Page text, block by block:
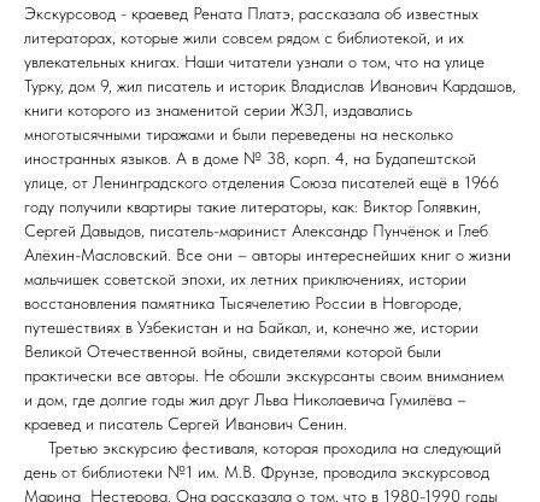
Экскурсовод - краевед Рената Платэ, рассказала об известных
литераторах, которые жили совсем рядом с библиотекой, и их
увлекательных книгах. Наши читатели узнали о том, что на улице
Турку, дом 9, жил писатель и историк Владислав Иванович Кардашов,
книги которого из знаменитой серии ЖЗЛ, издавались
многотысячными тиражами и были переведены на несколько
иностранных языков. А в доме № 38, корп. 4, на Будапештской
улице, от Ленинградского отделения Союза писателей ещё в 1966
году получили квартиры такие литераторы, как: Виктор Голявкин,
Сергей Давыдов, писатель-маринист Александр Пунчёнок и Глеб
Алёхин-Масловский. Все они – авторы интереснейших книг о жизни
мальчишек советской эпохи, их летних приключениях, истории
восстановления памятника Тысячелетию России в Новгороде,
путешествиях в Узбекистан и на Байкал, и, конечно же, истории
Великой Отечественной войны, свидетелями которой были
практически все авторы. Не обошли экскурсанты своим вниманием
и дом, где долгие годы жил друг Льва Николаевича Гумилёва –
краевед и писатель Сергей Иванович Сенин.
Третью экскурсию фестиваля, которая проходила на следующий
день от библиотеки №1 им. М.В. Фрунзе, проводила экскурсовод
Марина Нестерова. Она рассказала о том, что в 1980-1990 годы